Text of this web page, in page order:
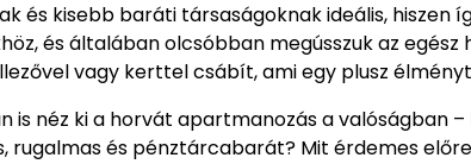
és kisebb baráti társaságoknak ideális, hiszen
és általában olcsóbban megússzuk az
vagy kerttel csábít, ami egy plusz
is néz ki a horvát apartmanozás a valóságban
rugalmas és pénztárcabarát? Mit érdemes